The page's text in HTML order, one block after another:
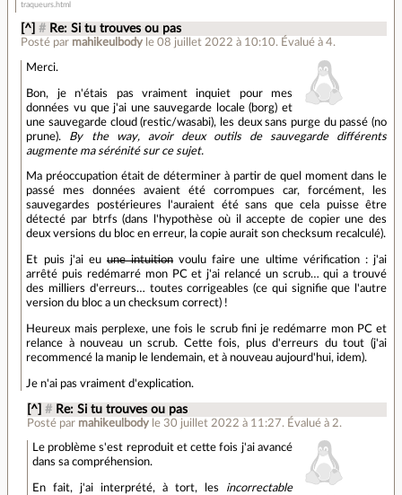
traqueurs.html
[^] # Re: Si tu trouves ou pas
Posté par mahikeulbody le 08 juillet 2022 à 10:10. Évalué à4.
Merci.
Bon, je n'étais pas vraiment inquiet pour mes
données vu que j'ai une sauvegarde locale (borg) et
une sauvegarde cloud (restic/wasabi), les deux sans purge du passé (no
prune). By the way, avoir deux outils de sauvegarde différents
augmente ma sérénité sur ce sujet.
Ma préoccupation était de déterminer à partir de quel moment dans le
passé mes données avaient été corrompues car, forcément, les
sauvegardes postérieures l'auraient été sans que cela puisse être
détecté par btrfs (dans l'hypothèse où il accepte de copier une des
deux versions du bloc en erreur, la copie aurait son checksum recalculé).
Et puis j'ai eu une intuition voulu faire une ultime vérification : j'ai
arrêté puis redémarré mon PC et j'ai relancé un scrub… qui a trouvé
des milliers d'erreurs… toutes corrigeables (ce qui signifie que l'autre
version du bloc a un checksum correct) !
Heureux mais perplexe, une fois le scrub fini je redémarre mon PC et
relance à nouveau un scrub. Cette fois, plus d'erreurs du tout (j'ai
recommencé la manip le lendemain, et à nouveau aujourd'hui, idem).
Je n'ai pas vraiment d'explication.
[^] # Re: Si tu trouves ou pas
Posté par mahikeulbody le 30 juillet 2022 à 11:27. Évalué à 2.
Le problème s'est reproduit et cette fois j'ai avancé
dans sa compréhension.
En fait, j'ai interprété, à tort, les incorrectable